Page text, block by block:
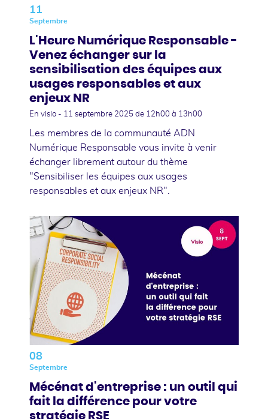
11
Septembre
L'Heure Numérique Responsable -
Venez échanger sur la
sensibilisation des équipes aux
usages responsables et aux
enjeux NR
En visio - 11 septembre 2025 de 12h00 à 13h00
Les membres de la communauté ADN
Numérique Responsable vous invite à venir
échanger librement autour du thème
"Sensibiliser les équipes aux usages
responsables et aux enjeux NR".
08
Septembre
Mécénat d'entreprise : un outil qui
fait la différence pour votre
stratégie RSE